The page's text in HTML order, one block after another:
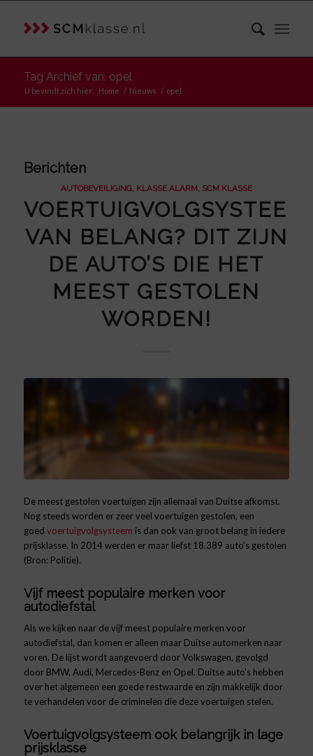
Tag Archief van: opel
U bevindt zich hier: Home / Nieuws / opel
Berichten
AUTOBEVEILIGING, KLASSE ALARM, SCM KLASSE
VOERTUIGVOLGSYSTEEM
VAN BELANG? DIT ZIJN
DE AUTO’S DIE HET
MEEST GESTOLEN
WORDEN!
De meest gestolen voertuigen zijn allemaal van Duitse afkomst.
Nog steeds worden er zeer veel voertuigen gestolen, een
goed voertuigvolgsysteem is dan ook van groot belang in iedere
prijsklasse. In 2014 werden er maar liefst 18.389 auto’s gestolen
(Bron: Politie).
Vijf meest populaire merken voor
autodiefstal
Als we kijken naar de vijf meest populaire merken voor
autodiefstal, dan komen er alleen maar Duitse automerken naar
voren. De lijst wordt aangevoerd door Volkswagen, gevolgd
door BMW, Audi, Mercedes-Benz en Opel. Duitse auto’s hebben
over het algemeen een goede restwaarde en zijn makkelijk door
te verhandelen voor de criminelen die deze voertuigen stelen.
Voertuigvolgsysteem ook belangrijk in lage
prijsklasse